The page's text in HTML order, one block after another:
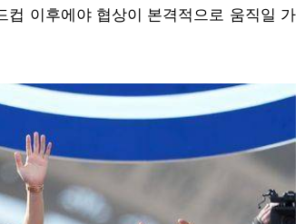
이후에야 협상이 본격적으로 움직일 가